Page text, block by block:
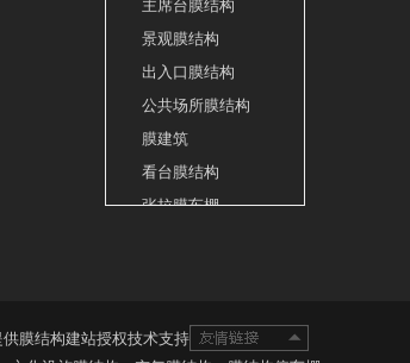
膜结构建站授权技术支持